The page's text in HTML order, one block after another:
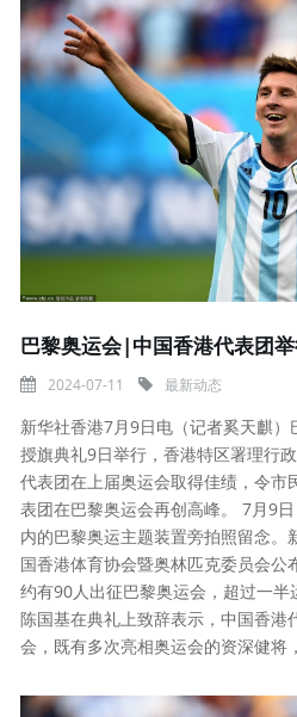
巴黎奥运会|中国香港代表团
2024-07-11 最新动态
新华社香港7月9日电（记者奚天麒
授旗典礼9日举行，香港特区署理行
代表团在上届奥运会取得佳绩，令市
表团在巴黎奥运会再创高峰。 7月9
内的巴黎奥运主题装置旁拍照留念。
国香港体育协会暨奥林匹克委员会公
约有90人出征巴黎奥运会，超过一半
陈国基在典礼上致辞表示，中国香港
会，既有多次亮相奥运会的资深健将